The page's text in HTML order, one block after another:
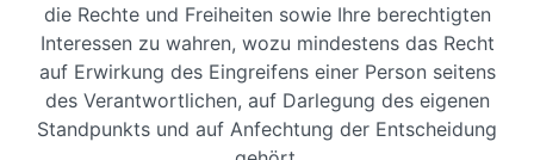
die Rechte und Freiheiten sowie Ihre berechtigten
Interessen zu wahren, wozu mindestens das Recht
auf Erwirkung des Eingreifens einer Person seitens
des Verantwortlichen, auf Darlegung des eigenen
Standpunkts und auf Anfechtung der Entscheidung